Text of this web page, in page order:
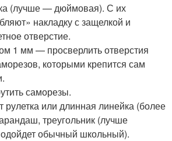
(лучше — дюймовая). С их
накладку с защелкой и
отверстие.
1 мм — просверлить отверстия
которыми крепится сам
саморезы.
или длинная линейка (более
треугольник (лучше
обычный школьный).